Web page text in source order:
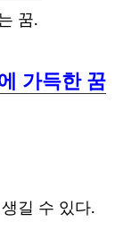
꿈.
가득한 꿈
길 수 있다.